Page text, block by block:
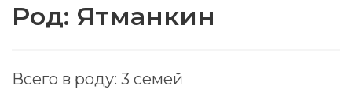
Род: Ятманкин
Всего в роду: 3 семей